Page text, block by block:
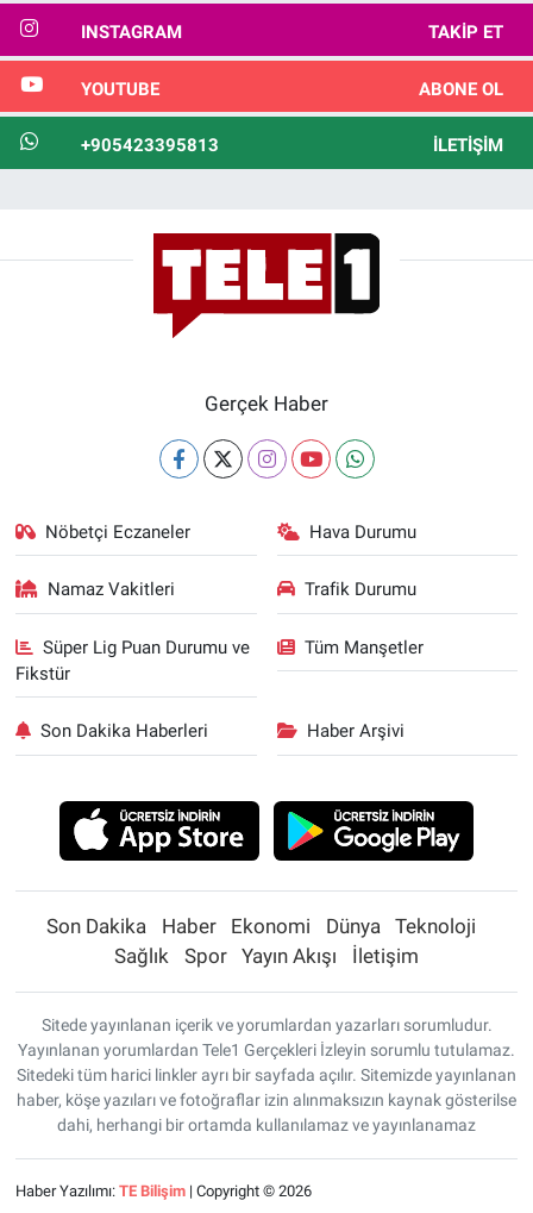
INSTAGRAM TAKIP ET
YOUTUBE ABONE OL
+905423395813 İLETIŞIM
Gerçek Haber
Nöbetçi Eczaneler Hava Durumu
Namaz Vakitleri Trafik Durumu
Süper Lig Puan Durumu ve
Fikstür
Tüm Manşetler
Son Dakika Haberleri Haber Arşivi
Son Dakika Haber Ekonomi Dünya
Teknoloji
Sağlık
Spor Yayın Akışı İletişim
Sitede yayınlanan içerik ve yorumlardan yazarları sorumludur.
Yayınlanan yorumlardan Tele1 Gerçekleri İzleyin sorumlu tutulamaz.
Sitedeki tüm harici linkler ayrı bir sayfada açılır. Sitemizde yayınlanan
haber, köşe yazıları ve fotoğraflar izin alınmaksızın kaynak gösterilse
dahi, herhangi bir ortamda kullanılamaz ve yayınlanamaz
Haber Yazılımı: TE Bilişim| Copyright © 2026